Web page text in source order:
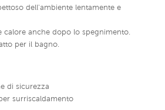
dell'ambiente lentamente e
calore anche dopo lo spegnimento.
per il bagno.
di sicurezza
surriscaldamento